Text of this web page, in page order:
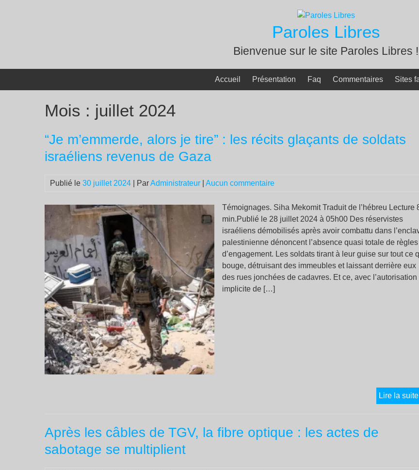
Paroles Libres
Bienvenue sur le site Paroles Libres !
Accueil Présentation Faq Commentaires Sites
Mois : juillet 2024
“Je m’emmerde, alors je tire” : les récits glaçants de soldats
israéliens revenus de Gaza
Publié le 30 juillet 2024 | ParAdministrateur Aucun commentaire
Témoignages. Siha Mekomit Traduit de l’hébreu Lecture
min.Publié le 28 juillet 2024 à 05h00 Des réservistes
israéliens démobilisés après avoir combattu dans
palestinienne dénoncent l’absence quasi totale de règles
d’engagement. Les soldats tirant à leur guise sur tout ce
bouge, détruisant des immeubles et laissant derrière eux
des rues jonchées de cadavres. Et ce, avec l’autorisation
implicite de […]
Lire la
Après les câbles de TGV, la fibre optique : les actes de
sabotage se multiplient